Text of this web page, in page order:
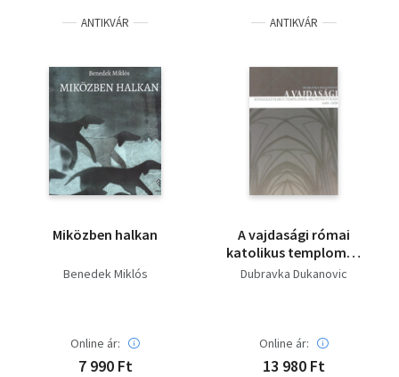
ANTIKVÁR
Miközben halkan
Benedek Miklós
Online ár:
7 990 Ft
ANTIKVÁR
A vajdasági római
katolikus templomok
architektúrája 1699-
Dubravka Dukanovic
Online ár:
13 980 Ft